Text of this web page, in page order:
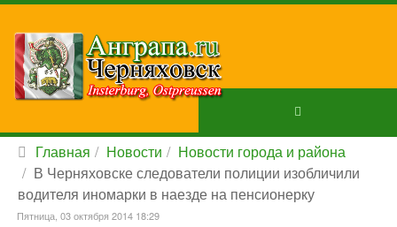
Главная Новости
Новости города и района
В Черняховске следователи полиции изобличили
водителя иномарки в наезде на пенсионерку
Пятница, 03 октября 2014 18:29